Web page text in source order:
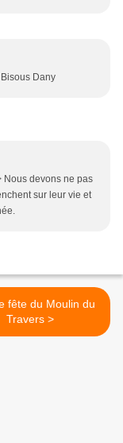
Dany
Nous devons ne pas
sur leur vie et
fête du Moulin du
Travers >